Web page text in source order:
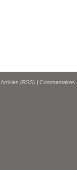
Articles (RSS) | Commentaires